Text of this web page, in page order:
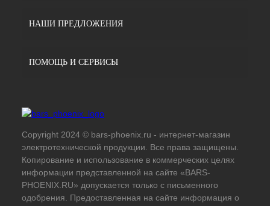
НАШИ ПРЕДЛОЖЕНИЯ
ПОМОЩЬ И СЕРВИСЫ
Copyright 2024 © bars-phoenix.ru - интернет-магазин
электротехнической продукции. Все права защищены.
Копирование и использование в коммерческих целях
информации представленной на сайте «BARS-
PHOENIX.RU» допускается только с письменного
одобрения. Предоставленная на сайте информация о